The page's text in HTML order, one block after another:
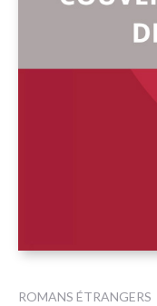
ROMANS ÉTRANGERS